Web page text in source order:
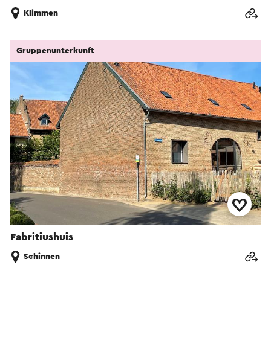
Klimmen
Fabritiushuis
Gruppenunterkunft
Schinnen